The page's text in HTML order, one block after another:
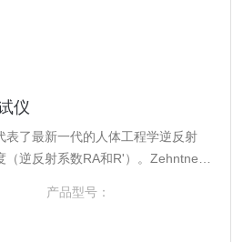
仪
表了最新一代的人体工程学逆反射
逆反射系数RA和R'）。Zehntner
角度。
产品型号：